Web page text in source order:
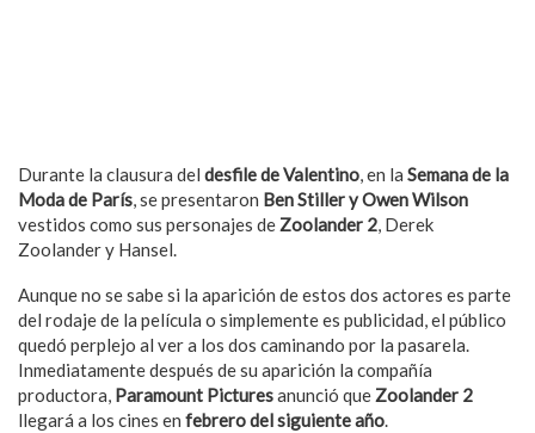
Durante la clausura del desfile de Valentino, en la Semana de la
Moda de París, se presentaron Ben Stiller y Owen Wilson
vestidos como sus personajes de Zoolander 2, Derek
Zoolander y Hansel.
Aunque no se sabe si la aparición de estos dos actores es parte
del rodaje de la película o simplemente es publicidad, el público
quedó perplejo al ver a los dos caminando por la pasarela.
Inmediatamente después de su aparición la compañía
productora, Paramount Picturesanunció que Zoolander 2
llegará a los cines en febrero del siguiente año.